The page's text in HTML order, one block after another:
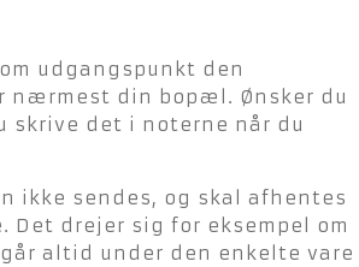
udgangspunkt den
nærmest din bopæl. Ønsker du
skrive det i noterne når du
ikke sendes, og skal afhentes
Det drejer sig for eksempel om
altid under den enkelte vare